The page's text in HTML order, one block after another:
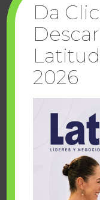
Cuando la
sueños
Da
2026